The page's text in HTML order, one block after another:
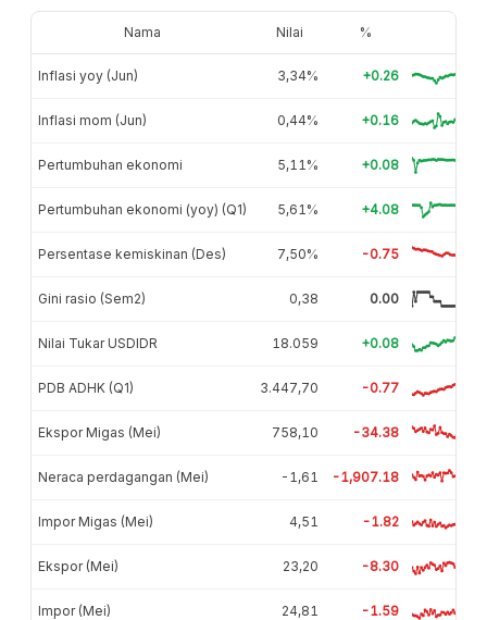
Nama Nilai %
Inflasi yoy (Jun) 3,34% +0.26
Inflasi mom (Jun) 0,44% +0.16
Pertumbuhan ekonomi 5,11% +0.08
Pertumbuhan ekonomi (yoy) (Q1) 5,61% +4.08
Persentase kemiskinan (Des) 7,50% -0.75
Gini rasio (Sem2) 0,38 0.00
Nilai Tukar USDIDR 18.059 +0.08
PDB ADHK (Q1) 3.447,70 -0.77
Ekspor Migas (Mei) 758,10 -34.38
Neraca perdagangan (Mei) -1,61 -1,907.18
Impor Migas (Mei) 4,51 -1.82
Ekspor (Mei) 23,20 -8.30
Impor (Mei) 24,81 -1.59